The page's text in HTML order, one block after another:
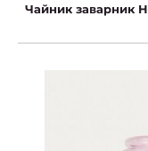
Чайник заварник